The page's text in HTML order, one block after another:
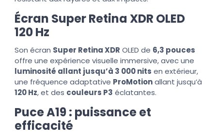
Écran Super Retina XDR OLED
120 Hz
Son écran Super Retina XDR OLED de 6,3 pouces
offre une expérience visuelle immersive, avec une
luminosité allant jusqu’à 3 000 nits en extérieur,
une fréquence adaptative ProMotionallant jusqu’à
120 Hz, et des couleurs P3 éclatantes.
Puce A19 : puissance et
efficacité